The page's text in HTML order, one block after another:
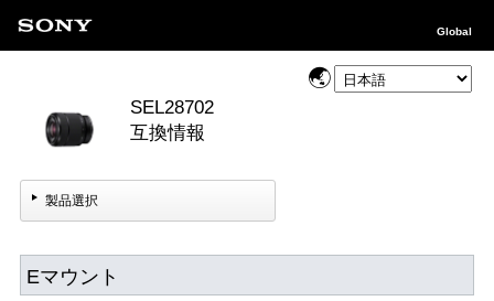
Global
SEL28702
互換情報
製品選択
Eマウント